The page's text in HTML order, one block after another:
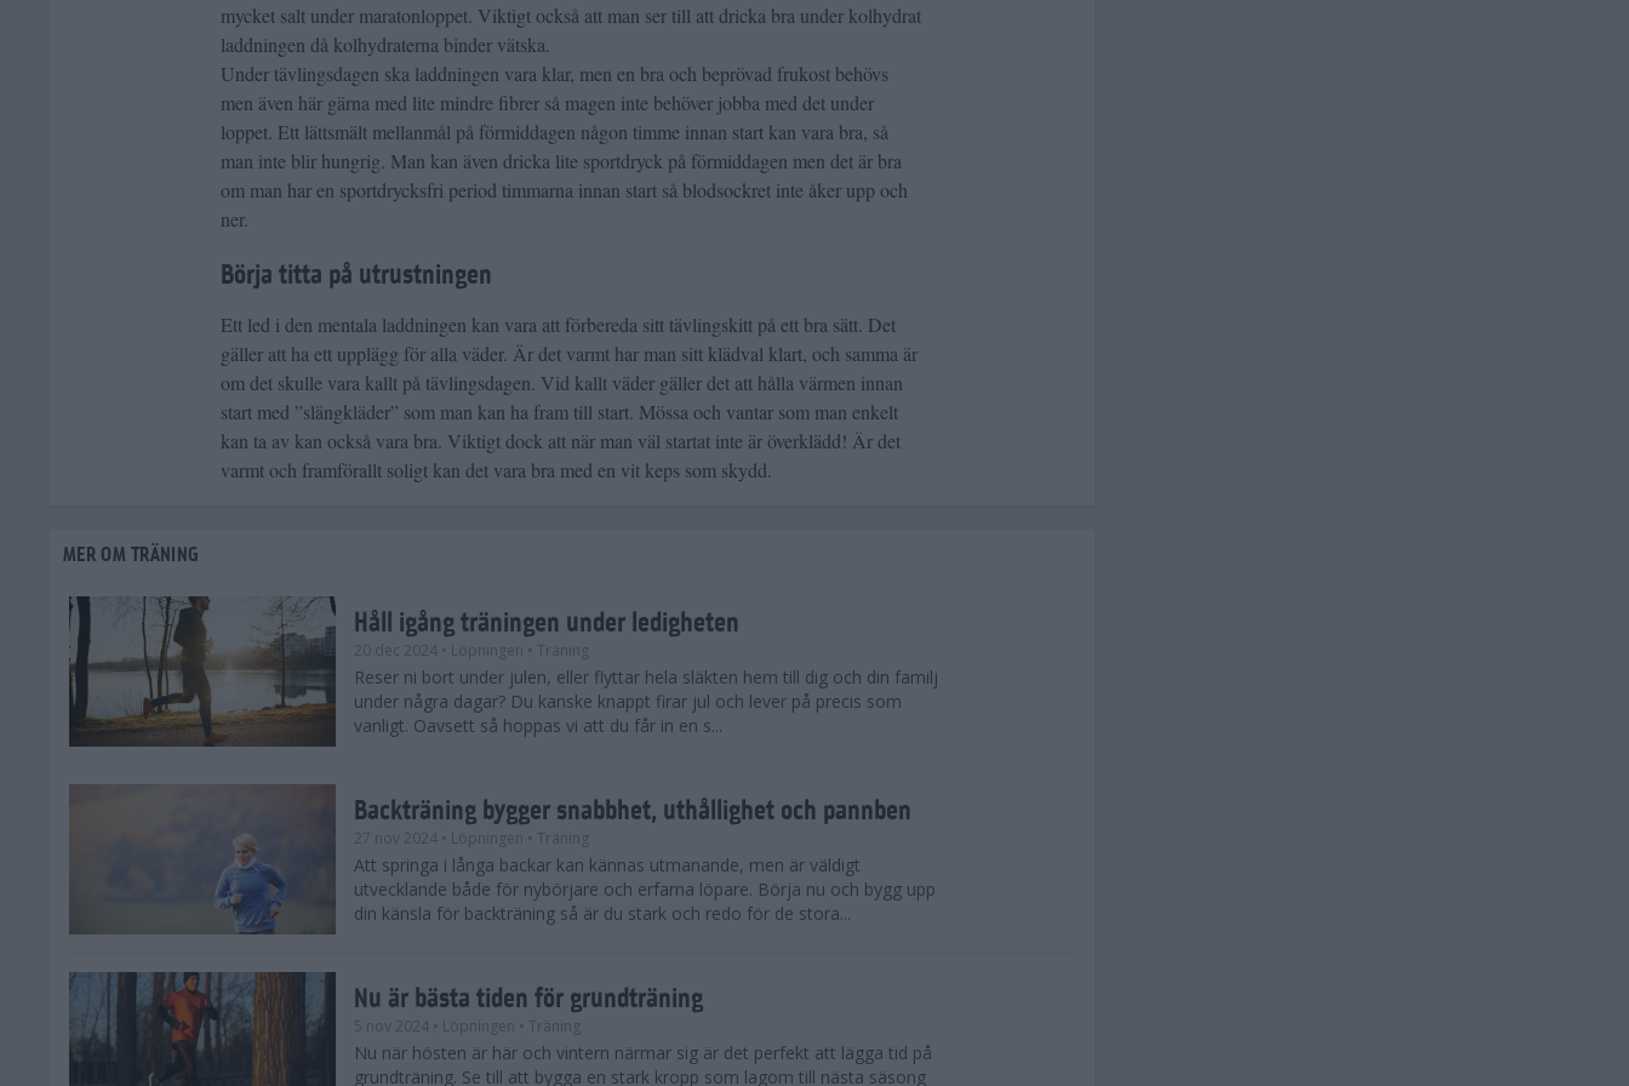
mycket salt under maratonloppet. Viktigt också att man ser till att dricka bra under kolhydrat
laddningen då kolhydraterna binder vätska.
Under tävlingsdagen ska laddningen vara klar, men en bra och beprövad frukost behövs
men även här gärna med lite mindre fibrer så magen inte behöver jobba med det under
loppet. Ett lättsmält mellanmål på förmiddagen någon timme innan start kan vara bra, så
man inte blir hungrig. Man kan även dricka lite sportdryck på förmiddagen men det är bra
om man har en sportdrycksfri period timmarna innan start så blodsockret inte åker upp och
ner.
Börja titta på utrustningen
Ett led i den mentala laddningen kan vara att förbereda sitt tävlingskitt på ett bra sätt. Det
gäller att ha ett upplägg för alla väder. Är det varmt har man sitt klädval klart, och samma är
om det skulle vara kallt på tävlingsdagen. Vid kallt väder gäller det att hålla värmen innan
start med ”slängkläder” som man kan ha fram till start. Mössa och vantar som man enkelt
kan ta av kan också vara bra. Viktigt dock att när man väl startat inte är överklädd! Är det
varmt och framförallt soligt kan det vara bra med en vit keps som skydd.
MER OM TRÄNING
Håll igång träningen under ledigheten
20 dec 2024 • Löpningen • Träning
Reser ni bort under julen, eller flyttar hela släkten hem till dig och din familj
under några dagar? Du kanske knappt firar jul och lever på precis som
vanligt. Oavsett så hoppas vi att du får in en s...
Backträning bygger snabbhet, uthållighet och pannben
27 nov 2024 • Löpningen • Träning
Att springa i långa backar kan kännas utmanande, men är väldigt
utvecklande både för nybörjare och erfarna löpare. Börja nu och bygg upp
din känsla för backträning så är du stark och redo för de stora...
Nu är bästa tiden för grundträning
5 nov 2024 • Löpningen • Träning
Nu när hösten är här och vintern närmar sig är det perfekt att lägga tid på
grundträning. Se till att bygga en stark kropp som lagom till nästa säsong